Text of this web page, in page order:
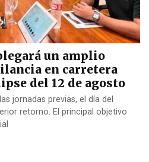
un amplio
en carretera
del 12 de agosto
jornadas previas, el día del
retorno. El principal objetivo